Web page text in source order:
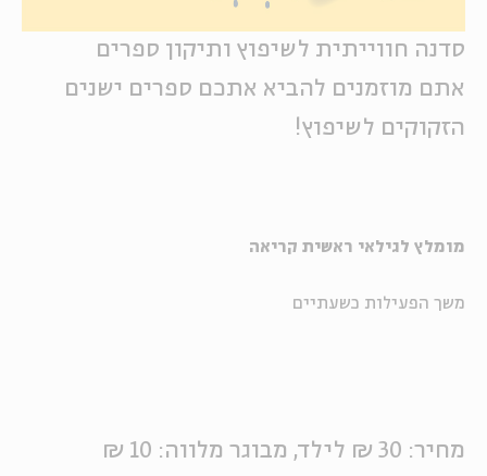
סדנה חווייתית לשיפוץ ותיקון ספרים
אתם מוזמנים להביא אתכם ספרים ישנים
הזקוקים לשיפוץ!
מומלץ לגילאי ראשית קריאה
משך הפעילות כשעתיים
מחיר: 30 ₪ לילד, מבוגר מלווה: 10 ₪